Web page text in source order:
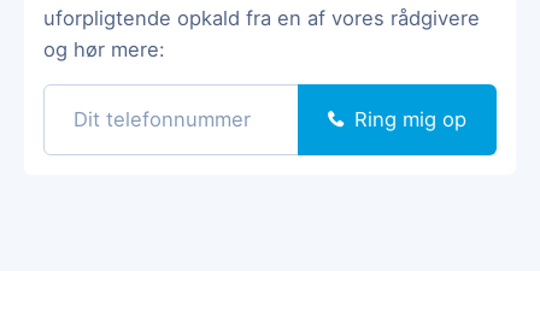
uforpligtende opkald fra en af vores rådgivere
og hør mere:
Ring mig op